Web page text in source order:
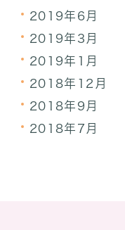
2019年6月
2019年3月
2019年1月
2018年12月
2018年9月
2018年7月